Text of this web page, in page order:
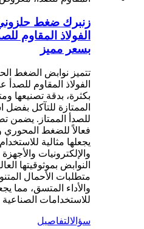
زنبرك ضغط
الفولاذ المقاوم
بسعر مميز
تتميز نوابض الضغط
الفولاذ المقاوم للصدأ
بكثرة، بدقة تصنيعها
الممتازة للتآكل بفضل
للصدأ الممتاز. يضمن
فعالاً للضغط المحوري
يجعلها مثالية
والإلكترونيات
النوابض بموثوقيتها
متطلبات الأحمال
والأداء المتسق، مما
للاستخدامات الصناعية
سؤالالتفاصيل